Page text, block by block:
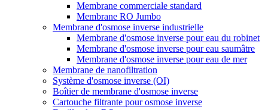
Membrane commerciale standard
Membrane RO Jumbo
Membrane d'osmose inverse industrielle
Membrane d'osmose inverse pour eau du robinet
Membrane d'osmose inverse pour eau saumâtre
Membrane d'osmose inverse pour eau de mer
Membrane de nanofiltration
Système d'osmose inverse (OI)
Boîtier de membrane d'osmose inverse
Cartouche filtrante pour osmose inverse